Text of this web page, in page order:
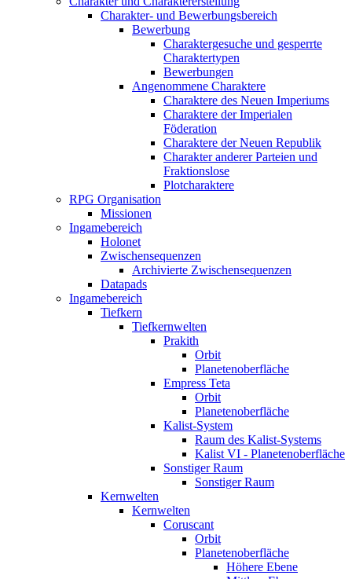
Charakter- und Bewerbungsbereich
Bewerbung
Charaktergesuche und gesperrte
Charaktertypen
Bewerbungen
Angenommene Charaktere
Charaktere des Neuen Imperiums
Charaktere der Imperialen
Föderation
Charaktere der Neuen Republik
Charakter anderer Parteien und
Fraktionslose
Plotcharaktere
RPG Organisation
Missionen
Ingamebereich
Holonet
Zwischensequenzen
Archivierte Zwischensequenzen
Datapads
Ingamebereich
Tiefkern
Tiefkernwelten
Prakith
Orbit
Planetenoberfläche
Empress Teta
Orbit
Planetenoberfläche
Kalist-System
Raum des Kalist-Systems
Kalist VI - Planetenoberfläche
Sonstiger Raum
Sonstiger Raum
Kernwelten
Kernwelten
Coruscant
Orbit
Planetenoberfläche
Höhere Ebene